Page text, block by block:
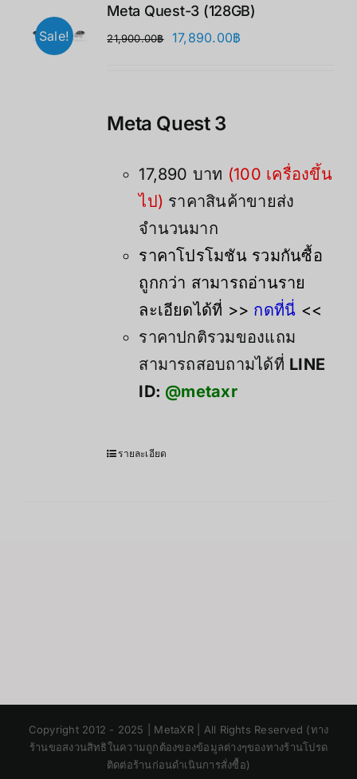
Sale!
Meta Quest-3 (128GB)
21,900.00฿
Original
17,890.00฿
Meta Quest 3
17,890 บาท (100 เครื่องขึ้น
ไป) ราคาสินค้าขายส่ง
จำนวนมาก
ราคาโปรโมชัน รวมกันซื้อ
ถูกกว่า สามารถอ่านราย
ละเอียดได้ที่ >> กดที่นี่ <<
ราคาปกติรวมของแถม
สามารถสอบถามได้ที่ LINE
ID: @metaxr
รายละเอียด
Copyright 2012 - 2025 | MetaXR | All Rights Reserved (ทาง
ร้านขอสงวนสิทธิในความถูกต้องของข้อมูลต่างๆของทางร้านโปรด
ติดต่อร้านก่อนดำเนินการสั่งซื้อ)Chinese